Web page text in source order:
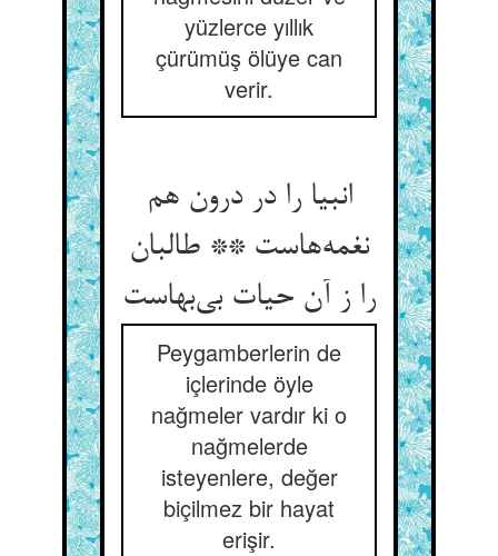
yüzlerce yıllık
çürümüş ölüye can
verir.
انبیا را در درون هم
نغمه‌‌هاست ** طالبان
Peygamberlerin de
içlerinde öyle
nağmeler vardır ki o
nağmelerde
isteyenlere, değer
biçilmez bir hayat
erişir.